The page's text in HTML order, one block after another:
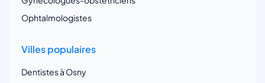
Ophtalmologistes
Villes populaires
Dentistes à Osny